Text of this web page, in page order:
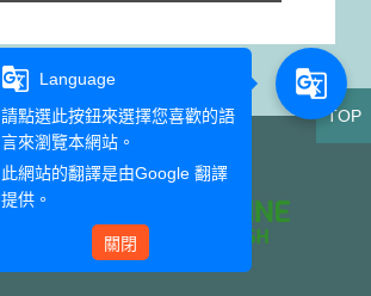
TOP
g_translate
Language
請點選此按鈕來選擇您喜歡的語
言來瀏覽本網站。
此網站的翻譯是由Google 翻譯
提供。
關閉
g_translate